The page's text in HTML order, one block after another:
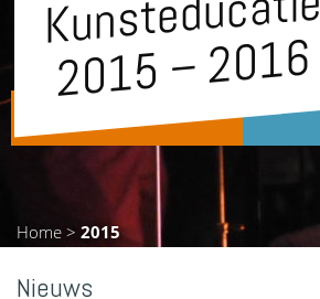
6
Home > 2015
Nieuws